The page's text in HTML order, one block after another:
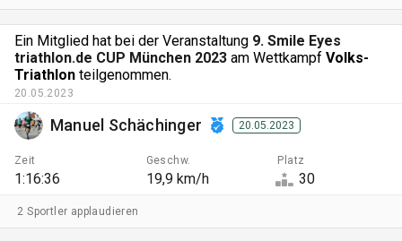
Ein Mitglied hat bei der Veranstaltung 9. Smile Eyes
triathlon.de CUP München 2023 am Wettkampf Volks-
Triathlon teilgenommen.
20.05.2023
Manuel Schächinger 20.05.2023
Zeit
1:16:36
Geschw.
19,9 km/h
Platz
30
2 Sportler applaudieren